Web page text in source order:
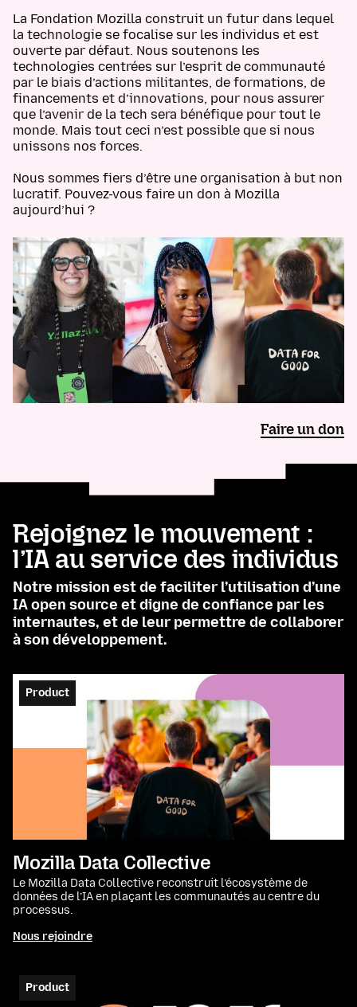
La Fondation Mozilla construit un futur dans lequel
la technologie se focalise sur les individus et est
ouverte par défaut. Nous soutenons les
technologies centrées sur l’esprit de communauté
par le biais d’actions militantes, de formations, de
financements et d’innovations, pour nous assurer
que l’avenir de la tech sera bénéfique pour tout le
monde. Mais tout ceci n’est possible que si nous
unissons nos forces.
Nous sommes fiers d’être une organisation à but non
lucratif. Pouvez-vous faire un don à Mozilla
aujourd’hui ?
Faire un don
Rejoignez le mouvement :
l’IA au service des individus
Notre mission est de faciliter l’utilisation d’une
IA open source et digne de confiance par les
internautes, et de leur permettre de collaborer
à son développement.
Mozilla Data Collective
Product
Le Mozilla Data Collective reconstruit l’écosystème de
données de l’IA en plaçant les communautés au centre du
processus.
Nous rejoindre
Product